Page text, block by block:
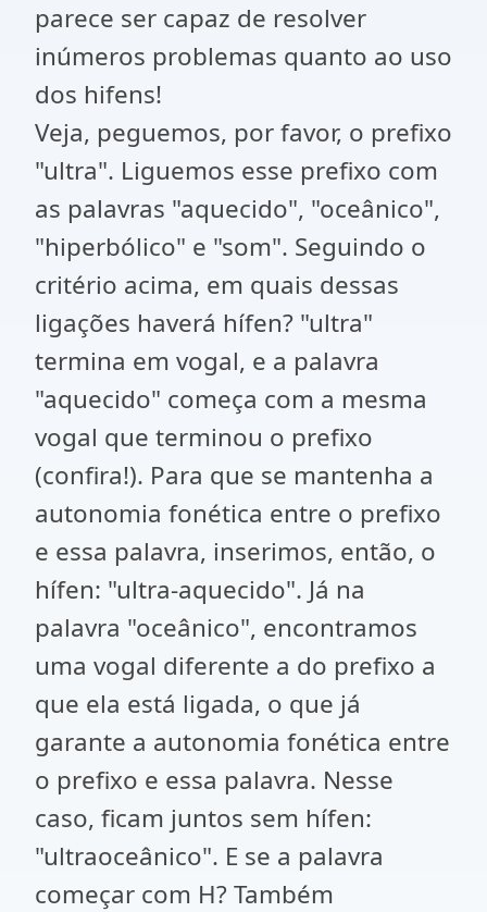
parece ser capaz de resolver
inúmeros problemas quanto ao uso
dos hifens!
Veja, peguemos, por favor, o prefixo
"ultra". Liguemos esse prefixo com
as palavras "aquecido", "oceânico",
"hiperbólico" e "som". Seguindo o
critério acima, em quais dessas
ligações haverá hífen? "ultra"
termina em vogal, e a palavra
"aquecido" começa com a mesma
vogal que terminou o prefixo
(confira!). Para que se mantenha a
autonomia fonética entre o prefixo
e essa palavra, inserimos, então, o
hífen: "ultra-aquecido". Já na
palavra "oceânico", encontramos
uma vogal diferente a do prefixo a
que ela está ligada, o que já
garante a autonomia fonética entre
o prefixo e essa palavra. Nesse
caso, ficam juntos sem hífen:
"ultraoceânico". E se a palavra
começar com H? Também